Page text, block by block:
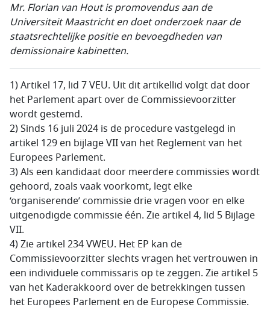
Mr. Florian van Hout is promovendus aan de
Universiteit Maastricht en doet onderzoek naar de
staatsrechtelijke positie en bevoegdheden van
demissionaire kabinetten.
1) Artikel 17, lid 7 VEU. Uit dit artikellid volgt dat door
het Parlement apart over de Commissievoorzitter
wordt gestemd.
2) Sinds 16 juli 2024 is de procedure vastgelegd in
artikel 129 en bijlage VII van het Reglement van het
Europees Parlement.
3) Als een kandidaat door meerdere commissies wordt
gehoord, zoals vaak voorkomt, legt elke
‘organiserende’ commissie drie vragen voor en elke
uitgenodigde commissie één. Zie artikel 4, lid 5 Bijlage
VII.
4) Zie artikel 234 VWEU. Het EP kan de
Commissievoorzitter slechts vragen het vertrouwen in
een individuele commissaris op te zeggen. Zie artikel 5
van het Kaderakkoord over de betrekkingen tussen
het Europees Parlement en de Europese Commissie.